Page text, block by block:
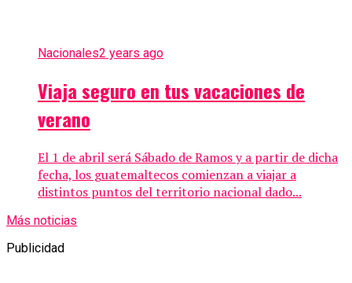
Nacionales2 years ago
Viaja seguro en tus vacaciones de
verano
El 1 de abril será Sábado de Ramos y a partir de dicha
fecha, los guatemaltecos comienzan a viajar a
distintos puntos del territorio nacional dado...
Más noticias
Publicidad